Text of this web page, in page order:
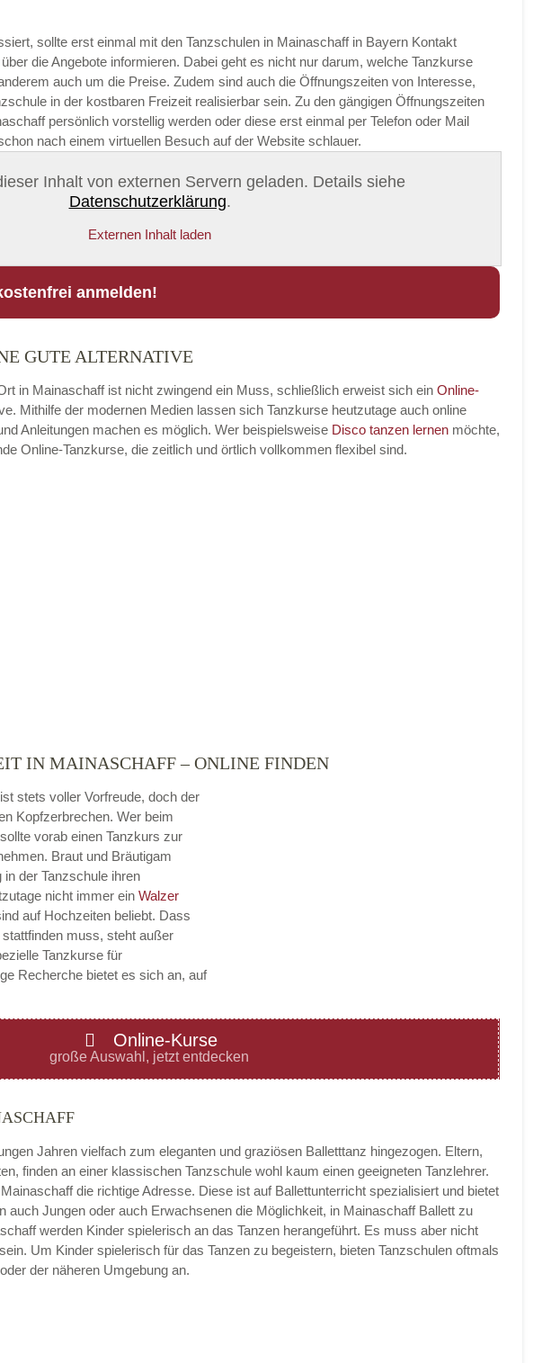
ABSENDEN
sollte erst einmal mit den Tanzschulen in Mainaschaff in Bayern Kontakt
die Angebote informieren. Dabei geht es nicht nur darum, welche Tanzkurse
auch um die Preise. Zudem sind auch die Öffnungszeiten von Interesse,
in der kostbaren Freizeit realisierbar sein. Zu den gängigen Öffnungszeiten
persönlich vorstellig werden oder diese erst einmal per Telefon oder Mail
nach einem virtuellen Besuch auf der Website schlauer.
Inhalt von externen Servern geladen. Details siehe
Datenschutzerklärung.
Externen Inhalt laden
anmelden!
—
HINZUFÜGEN
— ÖFFNUNGSZEITEN
HINZUFÜGEN
GUTE ALTERNATIVE
in Mainaschaff ist nicht zwingend ein Muss, schließlich erweist sich ein Online-
Mithilfe der modernen Medien lassen sich Tanzkurse heutzutage auch online
Anleitungen machen es möglich. Wer beispielsweise Disco tanzen lernen möchte,
Online-Tanzkurse, die zeitlich und örtlich vollkommen flexibel sind.
IN MAINASCHAFF – ONLINE FINDEN
stets voller Vorfreude, doch der
Kopfzerbrechen. Wer beim
vorab einen Tanzkurs zur
Braut und Bräutigam
der Tanzschule ihren
nicht immer ein Walzer
auf Hochzeiten beliebt. Dass
muss, steht außer
Tanzkurse für
Recherche bietet es sich an, auf
Online-Kurse
große Auswahl, jetzt entdecken
Jahren vielfach zum eleganten und graziösen Balletttanz hingezogen. Eltern,
finden an einer klassischen Tanzschule wohl kaum einen geeigneten Tanzlehrer.
die richtige Adresse. Diese ist auf Ballettunterricht spezialisiert und bietet
auch Jungen oder auch Erwachsenen die Möglichkeit, in Mainaschaff Ballett zu
werden Kinder spielerisch an das Tanzen herangeführt. Es muss aber nicht
Um Kinder spielerisch für das Tanzen zu begeistern, bieten Tanzschulen oftmals
der näheren Umgebung an.